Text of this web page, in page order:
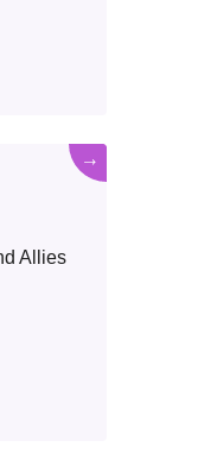
Allies
→